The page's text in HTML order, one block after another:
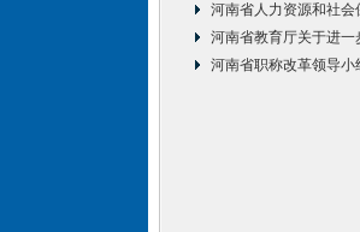
河南省人力资源和社
河南省教育厅关于进
河南省职称改革领导